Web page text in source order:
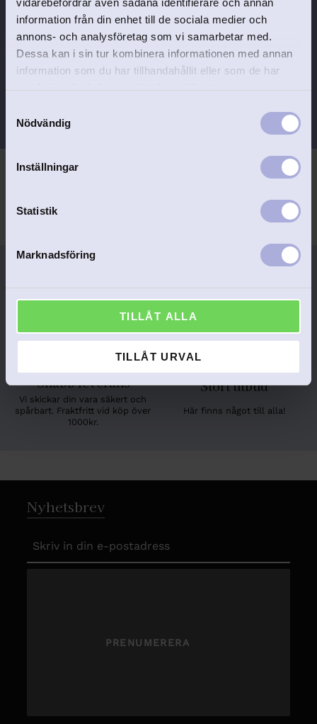
information från din enhet till de sociala medier och
annons- och analysföretag som vi samarbetar med.
Dessa kan i sin tur kombinera informationen med annan
information som du har tillhandahållit eller som de har
samlat in när du har använt deras tjänster.
Nödvändig
Inställningar
Statistik
Marknadsföring
TILLÅT ALLA
TILLÅT URVAL
Faddrar
Material:metall med tennfinish (ej äkta
tenn)
Graveras med diamantgravyr.
Personlig service Gravyr ingår
Skapa en unik och personlig
gåva!
Snabb leverans
Vi skickar din vara säkert och
spårbart. Fraktfritt vid köp över
1000kr.
Stort utbud
Här finns något till alla!
Nyhetsbrev
PRENUMERERA